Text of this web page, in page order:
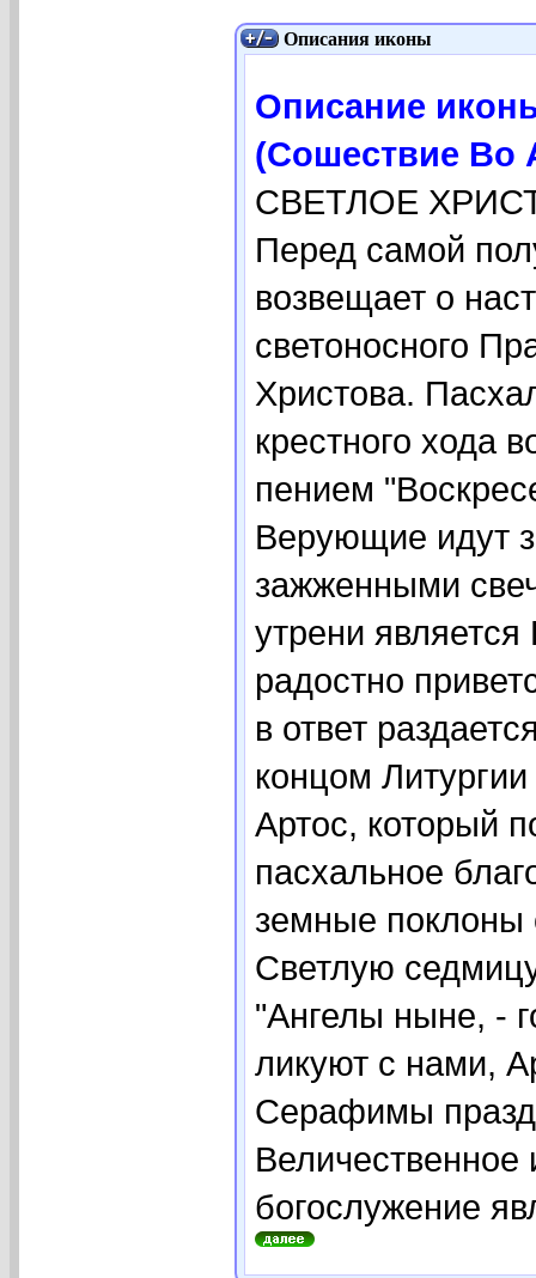
Описания иконы
Описание
(Сошествие Во
СВЕТЛОЕ
Перед самой
возвещает о
светоносного
Христова.
крестного хода
пением
Верующие идут
зажженными
утрени
радостно
в ответ
концом
Артос, который
пасхальное
земные
Светлую
"Ангелы ныне, -
ликуют с нами,
Серафимы
Величественное
богослужение